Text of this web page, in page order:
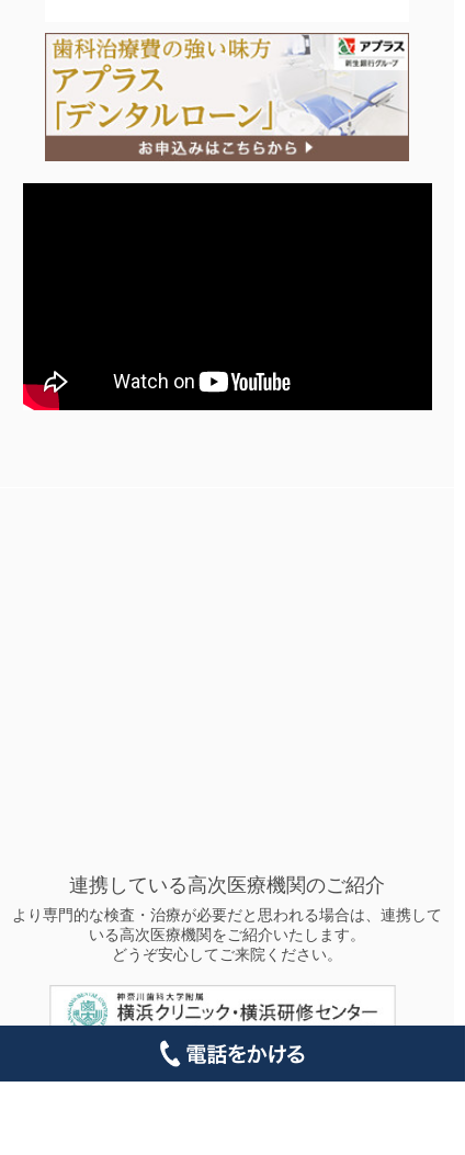
連携している高次医療機関のご紹介
より専門的な検査・治療が必要だと思われる場合は、連携して
いる高次医療機関をご紹介いたします。
どうぞ安心してご来院ください。